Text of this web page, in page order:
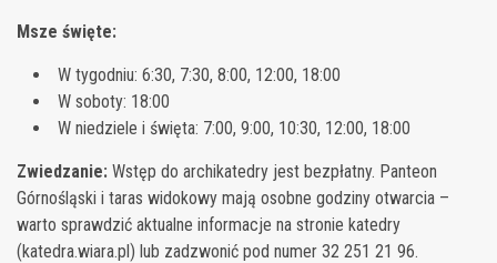
Msze święte:
W tygodniu: 6:30, 7:30, 8:00, 12:00, 18:00
W soboty: 18:00
W niedziele i święta: 7:00, 9:00, 10:30, 12:00, 18:00
Zwiedzanie: Wstęp do archikatedry jest bezpłatny. Panteon
Górnośląski i taras widokowy mają osobne godziny otwarcia –
warto sprawdzić aktualne informacje na stronie katedry
(katedra.wiara.pl) lub zadzwonić pod numer 32 251 21 96.